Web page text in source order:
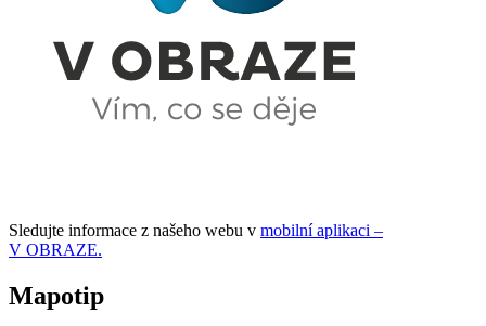
Sledujte informace z našeho webu v mobilní aplikaci –
V OBRAZE.
Mapotip